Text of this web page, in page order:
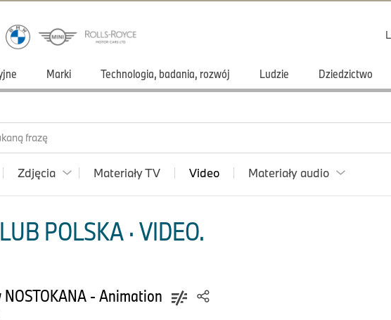
Marki Technologia, badania, rozwój Ludzie Dziedzictwo
frazę
Zdjęcia Materiały TV Video Materiały audio
POLSKA · VIDEO.
- Animation